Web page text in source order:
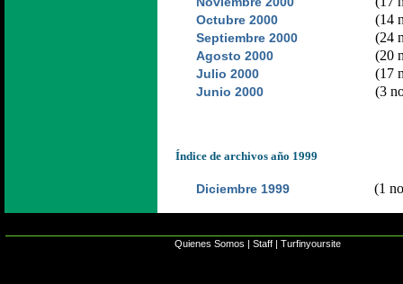
Octubre 2000 (14
Septiembre 2000 (24
Agosto 2000 (20
Julio 2000 (17
Junio 2000 (3
Índice de archivos año 1999
Diciembre 1999 (1
Quienes Somos | Staff | Turfinyoursite